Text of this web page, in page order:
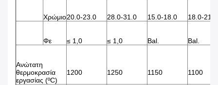
Χρώμιο20.0-23.0 28.0-31.0 15.0-18.0 18.0-21.0
Φε ≤ 1,0 ≤ 1,0 Bal. Bal.
Ανώτατη
θερμοκρασία
εργασίας (ºC)
1200 1250 1150 1100